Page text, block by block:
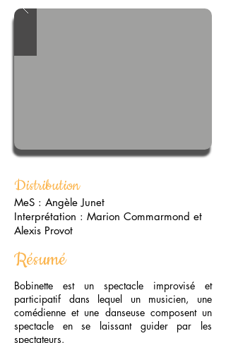
Distribution
MeS : Angèle Junet
Interprétation : Marion Commarmond et
Alexis Provot
Résumé
Bobinette est un spectacle improvisé et
participatif dans lequel un musicien, une
comédienne et une danseuse composent un
spectacle en se laissant guider par les
spectateurs.